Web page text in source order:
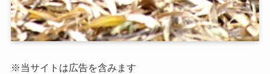
※当サイトは広告を含みます